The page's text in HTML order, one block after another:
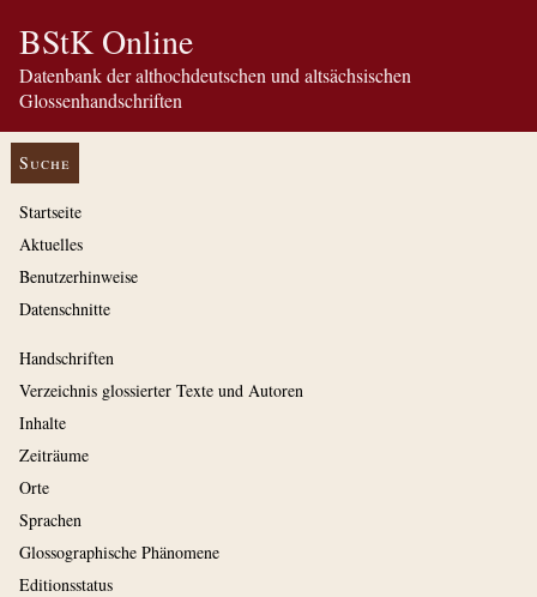
BStK Online
Datenbank der althochdeutschen und altsächsischen
Glossenhandschriften
Suche
Startseite
Aktuelles
Benutzerhinweise
Datenschnitte
Handschriften
Verzeichnis glossierter Texte und Autoren
Inhalte
Zeiträume
Orte
Sprachen
Glossographische Phänomene
Editionsstatus